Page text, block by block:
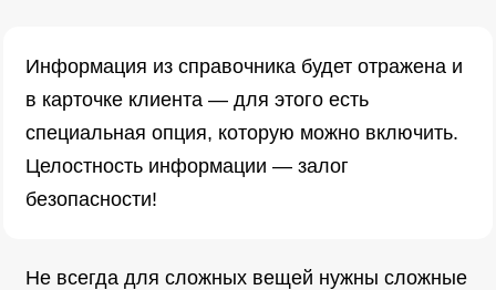
Информация из справочника будет отражена и
в карточке клиента — для этого есть
специальная опция, которую можно включить.
Целостность информации — залог
безопасности!
Не всегда для сложных вещей нужны сложные